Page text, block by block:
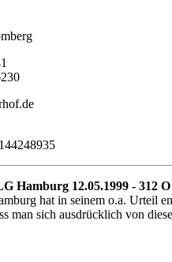
Hamburg 12.05.1999 - 312 O
hat in seinem o.a. Urteil
man sich ausdrücklich von